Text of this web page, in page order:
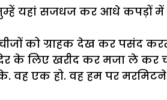
यहां सजधज कर आधे कपड़ों में
को ग्राहक देख कर पसंद
के लिए खरीद कर मजा ले कर
वह एक हो. वह हम पर मरमिटने